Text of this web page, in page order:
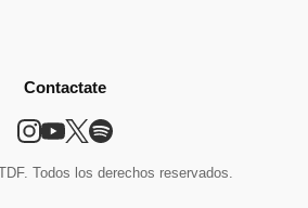
Contactate
Todos los derechos reservados.